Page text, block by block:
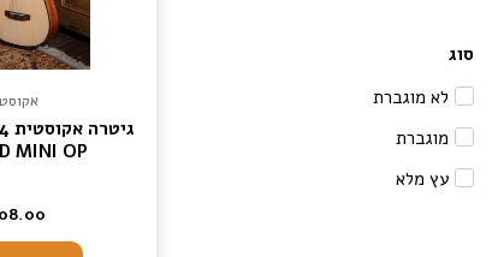
סוג
לא מוגברת
מוגברת
עץ מלא
MINI OP